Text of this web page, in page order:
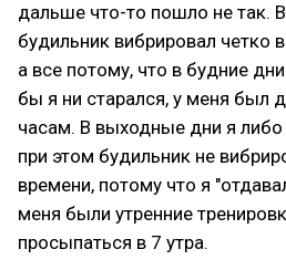
дальше что-то пошло не так.
будильник вибрировал четко
а все потому, что в будние
бы я ни старался, у меня был
часам. В выходные дни я
при этом будильник не
времени, потому что я
меня были утренние
просыпаться в 7 утра.